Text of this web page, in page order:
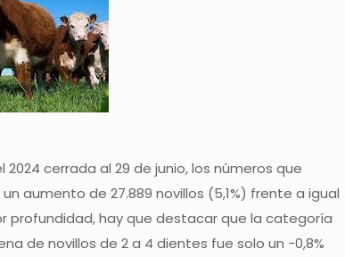
cerrada al 29 de junio, los números que
aumento de 27.889 novillos (5,1%) frente a igual
profundidad, hay que destacar que la categoría
de novillos de 2 a 4 dientes fue solo un -0,8%